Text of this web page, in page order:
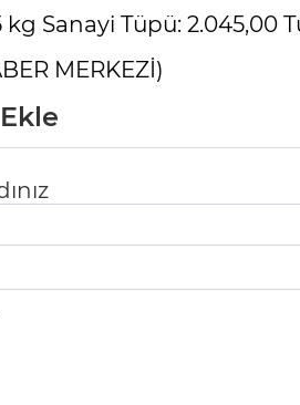
Sanayi Tüpü: 2.045,00
MERKEZİ)